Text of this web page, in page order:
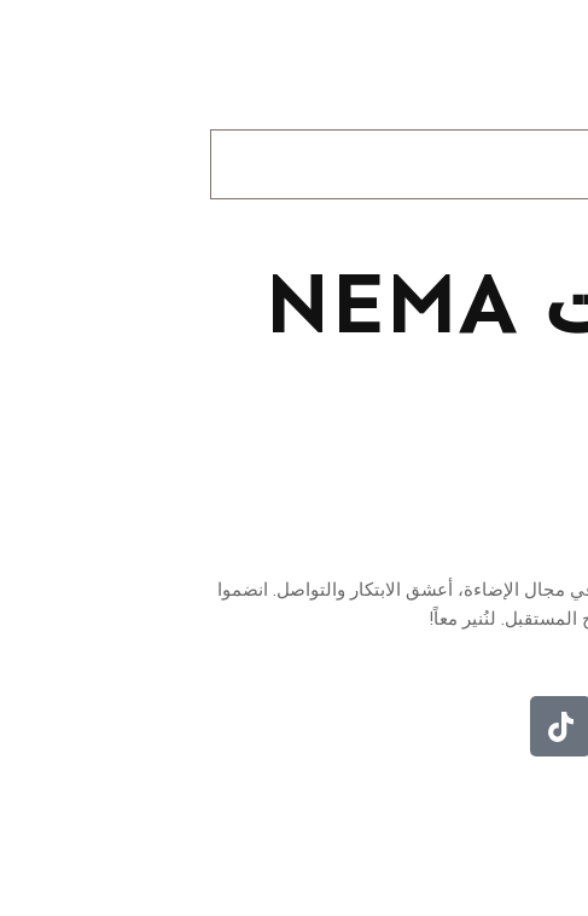
حماية الأضواء: تحسين واجهات NEMA
كاتب هذه التدوينة. بخبرة ١٥ عاماً في مجال الإضاءة، أعشق الابتكار والتواصل. انضموا
لنُنير معاً!